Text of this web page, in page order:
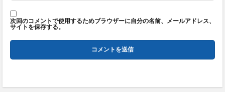
次回のコメントで使用するためブラウザーに自分の名前、メールアドレス、
サイトを保存する。